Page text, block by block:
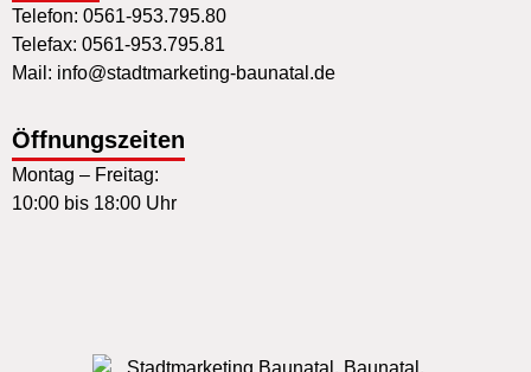
Telefon: 0561-953.795.80
Telefax: 0561-953.795.81
Mail: info@stadtmarketing-baunatal.de
Öffnungszeiten
Montag – Freitag:
10:00 bis 18:00 Uhr